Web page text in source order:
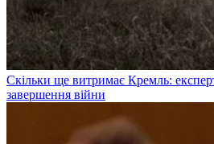
Скільки ще витримає Кремль:
завершення війни